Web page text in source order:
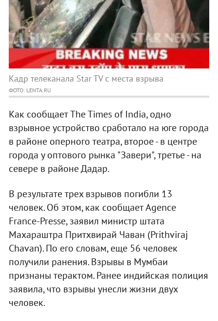
Кадр телеканала Star TV с места взрыва
ФОТО: LENTA.RU
Как сообщает The Times of India, одно
взрывное устройство сработало на юге города
в районе оперного театра, второе - в центре
города у оптового рынка "Завери", третье - на
севере в районе Дадар.
В результате трех взрывов погибли 13
человек. Об этом, как сообщает Agence
France-Presse, заявил министр штата
Махараштра Притхвирай Чаван (Prithviraj
Chavan). По его словам, еще 56 человек
получили ранения. Взрывы в Мумбаи
признаны терактом. Ранее индийская полиция
заявила, что взрывы унесли жизни двух
человек.